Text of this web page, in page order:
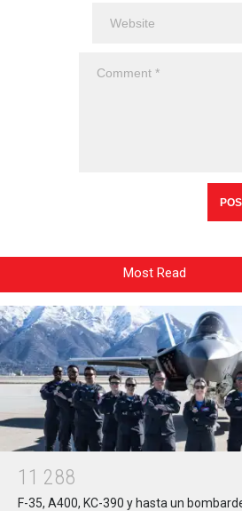
Most Read
1 1 288
F-35, A400, KC-390 y hasta un